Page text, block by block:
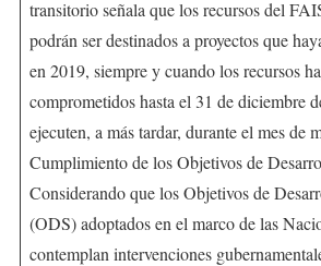
transitorio señala que los recursos del
podrán ser destinados a proyectos que
en 2019, siempre y cuando los recursos
comprometidos hasta el 31 de diciembre
ejecuten, a más tardar, durante el mes de
Cumplimiento de los Objetivos de
Considerando que los Objetivos de
(ODS) adoptados en el marco de las
contemplan intervenciones